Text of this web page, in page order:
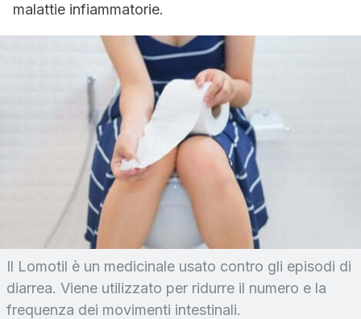
malattie infiammatorie.
Il Lomotil è un medicinale usato contro gli episodi di
diarrea. Viene utilizzato per ridurre il numero e la
frequenza dei movimenti intestinali.